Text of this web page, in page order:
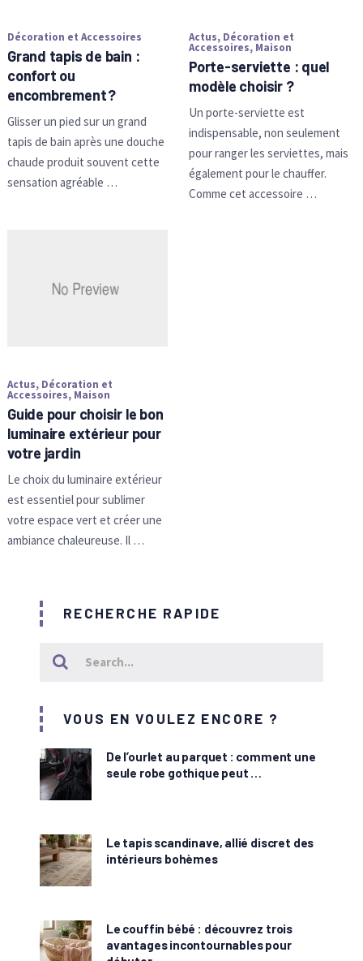
Décoration et Accessoires
Grand tapis de bain :
confort ou
encombrement ?
Glisser un pied sur un grand
tapis de bain après une douche
chaude produit souvent cette
sensation agréable …
Actus, Décoration et
Accessoires, Maison
Porte-serviette : quel
modèle choisir ?
Un porte-serviette est
indispensable, non seulement
pour ranger les serviettes, mais
également pour le chauffer.
Comme cet accessoire …
Actus, Décoration et
Accessoires, Maison
Guide pour choisir le bon
luminaire extérieur pour
votre jardin
Le choix du luminaire extérieur
est essentiel pour sublimer
votre espace vert et créer une
ambiance chaleureuse. Il …
RECHERCHE RAPIDE
VOUS EN VOULEZ ENCORE ?
De l’ourlet au parquet : comment une
seule robe gothique peut …
Le tapis scandinave, allié discret des
intérieurs bohèmes
Le couffin bébé : découvrez trois
avantages incontournables pour